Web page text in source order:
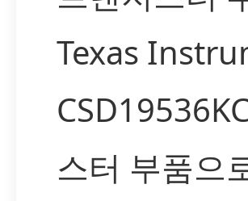
Texas
스터 부품으